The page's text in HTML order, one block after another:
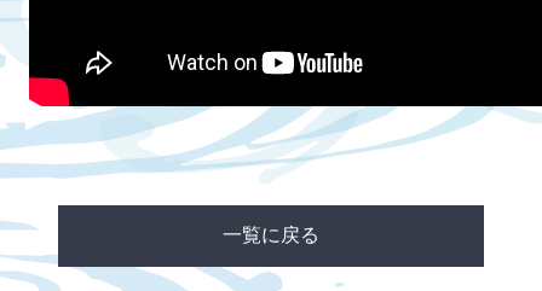
一覧に戻る